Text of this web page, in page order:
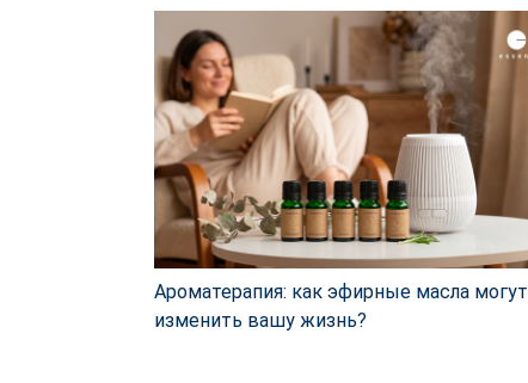
Ароматерапия: как эфирные масла могут
изменить вашу жизнь?